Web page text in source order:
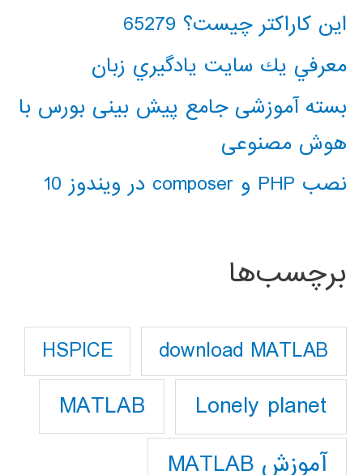
این کاراکتر چیست؟ 65279
معرفي يك سايت يادگيري زبان
بسته آموزشی جامع پیش بینی بورس با
هوش مصنوعی
نصب PHP و composer در ویندوز 10
برچسب‌ها
download MATLAB
HSPICE
Lonely planet
MATLAB
آموزش MATLAB